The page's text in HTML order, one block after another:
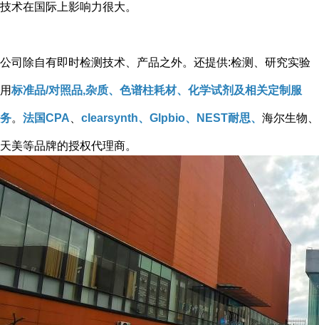
技术在国际上影响力很大。
公司除自有即时检测技术、产品之外。还提供:检测、研究实验
用标准品/对照品,杂质、色谱柱耗材、化学试剂及相关定制服
务。 法国CPA clearsynth、Glpbio、NEST耐思、 海尔生物、
天美等品牌的授权代理商。